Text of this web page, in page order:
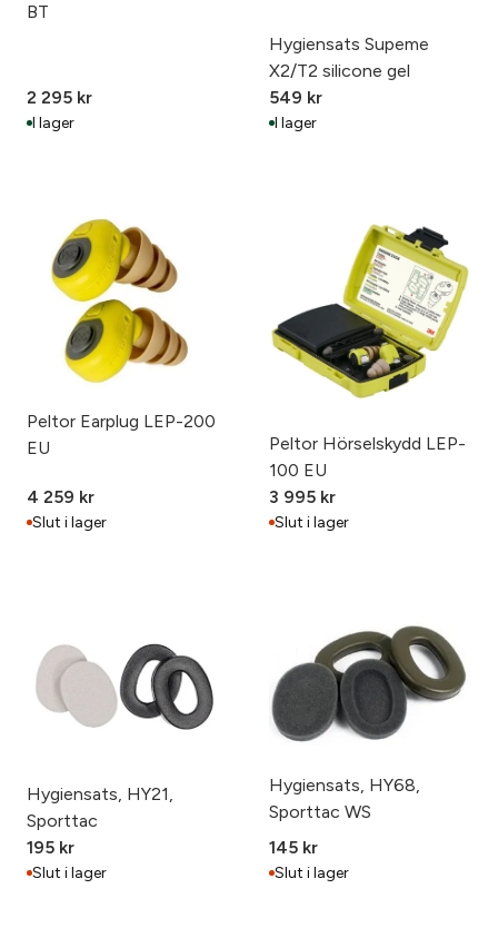
BT
2 295 kr
I lager
Hygiensats Supeme
X2/T2 silicone gel
549 kr
I lager
Peltor Earplug LEP-200
EU
4 259 kr
Slut i lager
Peltor Hörselskydd LEP-
100 EU
3 995 kr
Slut i lager
Hygiensats, HY21,
Sporttac
195 kr
Slut i lager
Hygiensats, HY68,
Sporttac WS
145 kr
Slut i lager